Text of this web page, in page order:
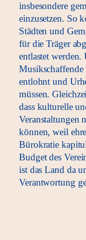
insbesondere
einzusetzen. So
Städten und
für die Träger
entlastet werden.
entlohnt und
müssen.
dass kulturelle
Veranstaltungen
können, weil
Bürokratie
Budget des
ist das Land da
Verantwortung